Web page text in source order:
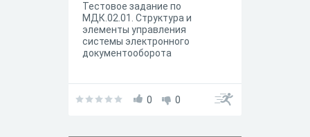
Тестовое задание по
МДК.02.01. Структура и
элементы управления
системы электронного
документооборота
0 0